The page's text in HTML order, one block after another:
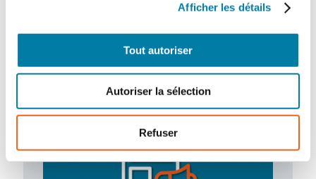
Afficher les détails
Tout autoriser
Autoriser la sélection
Refuser
Retour d’expérience : exercice attentat au
CH de l’Estran
Le centre hospitalier de l’Estran a organisé,
le 10 février 2026, un exercice attentat
terroriste de grande ampleur. Romain…